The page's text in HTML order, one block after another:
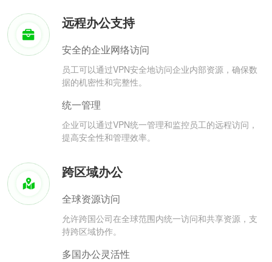
远程办公支持
安全的企业网络访问
员工可以通过VPN安全地访问企业内部资源，确保数
据的机密性和完整性。
统一管理
企业可以通过VPN统一管理和监控员工的远程访问，
提高安全性和管理效率。
跨区域办公
全球资源访问
允许跨国公司在全球范围内统一访问和共享资源，支
持跨区域协作。
多国办公灵活性